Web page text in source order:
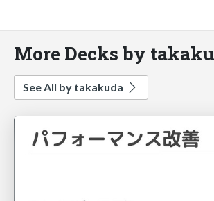
More Decks by
See All by takakuda